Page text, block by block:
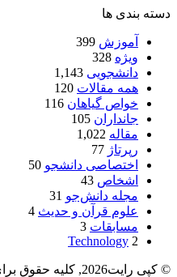
دسته بندی ها
آموزش 399
ویژه 328
دانشجویی 1,143
همه مقالات 120
خواص گیاهان 116
جانداران 105
مقاله 1,022
رپرتاژ 77
اختصاصی دانشجو 50
اشخاص 43
مجله دانش‌جو 31
علوم قرآن و حدیث 4
مسابقات 3
Technology 2
© کپی رایت2026, کلیه حقوق برای دانشجو محفوظ است.